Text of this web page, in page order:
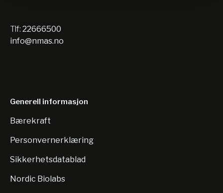
Tlf: 22666500
info@nmas.no
Generell informasjon
Bærekraft
Personvernerklæring
Sikkerhetsdatablad
Nordic Biolabs